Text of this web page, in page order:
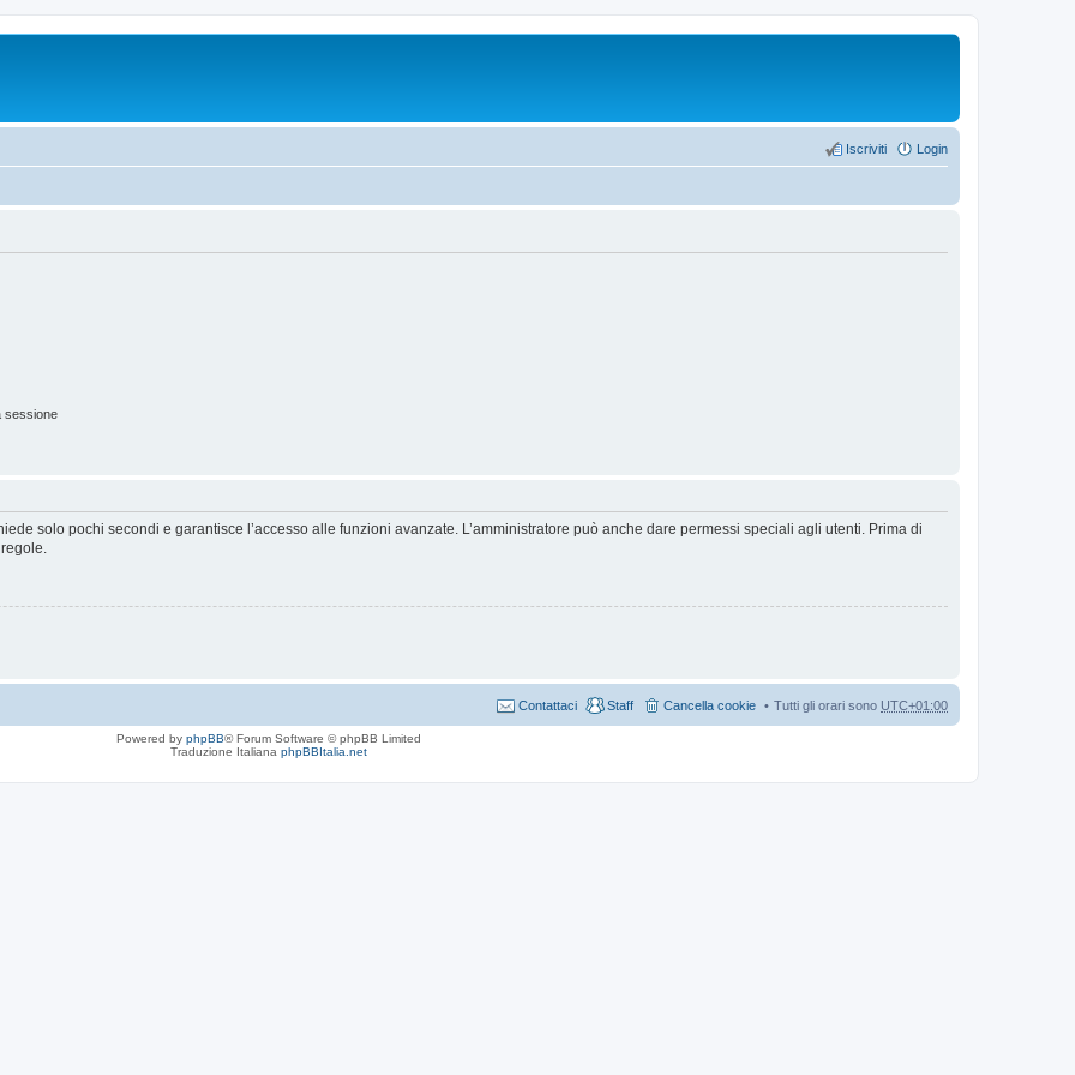
Login
Iscriviti
sessione
solo pochi secondi e garantisce l’accesso alle funzioni avanzate. L’amministratore può anche dare permessi speciali agli utenti. Prima di
Tutti gli orari sono UTC+01:00
Cancella cookie
Staff
Contattaci
Powered by phpBB® Forum Software © phpBB Limited
Traduzione Italiana phpBBItalia.net